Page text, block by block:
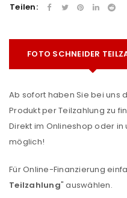
Teilen:
FOTO SCHNEIDER
Ab sofort haben Sie bei uns
Produkt per Teilzahlung zu
Direkt im Onlineshop oder in
möglich!
Für Online-Finanzierung
Teilzahlung" auswählen.